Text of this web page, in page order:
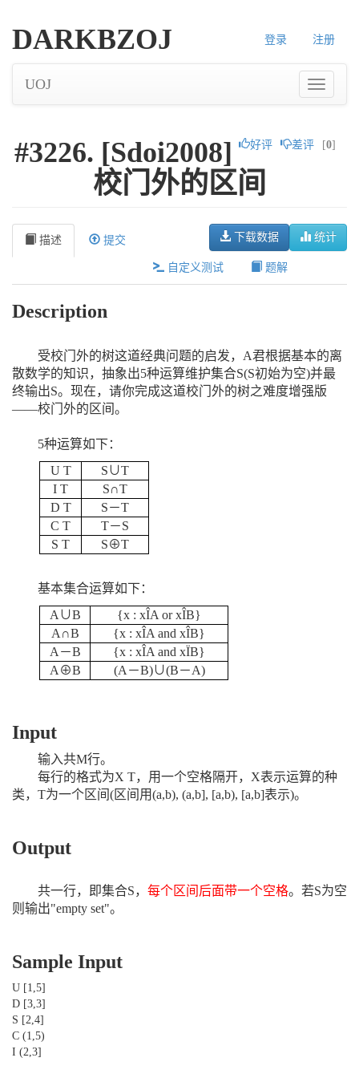
登录 注册
DARKBZOJ
UOJ
好评 差评 [0]
#3226. [Sdoi2008]
校门外的区间
统计
下载数据
描述 提交
自定义测试 题解
Description
受校门外的树这道经典问题的启发，A君根据基本的离
散数学的知识，抽象出5种运算维护集合S(S初始为空)并最
终输出S。现在，请你完成这道校门外的树之难度增强版
——校门外的区间。
5种运算如下：
U T
S∪T
I T
S∩T
D T
S－T
C T
T－S
S T
S⊕T
基本集合运算如下：
A∪B
{x : xÎA or xÎB}
A∩B
{x : xÎA and xÎB}
A－B
{x : xÎA and xÏB}
A⊕B
(A－B)∪(B－A)
Input
输入共M行。
每行的格式为X T，用一个空格隔开，X表示运算的种
类，T为一个区间(区间用(a,b), (a,b], [a,b), [a,b]表示)。
Output
共一行，即集合S， 每个区间后面带一个空格。若S为空
则输出"empty set"。
Sample Input
U [1,5]
D [3,3]
S [2,4]
C (1,5)
I (2,3]